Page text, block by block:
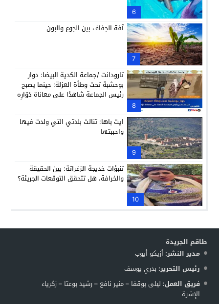
6
7
آفة الجفاف بين الجوع والبون
8
تارودانت /جماعة الكدية البيضا: دوار
بوحشبة تحت وطأة العزلة: حينما يصبح
رئيس الجماعة شاهدًا على معاناة دَوّارِه
9
ايت باها: تنالت بلدتي التي ولدت فيها
واحببتها
10
تنبؤات خديجة الزغراتة: بين الحقيقة
والخرافة، هل تتحقق التوقعات الجريئة؟
طاقم الجريدة
مدير النشر: أزيكو أيوب
رئيس التحرير: بدري يوسف
فريق العمل: ليلى بوقفا – منير نافع – رشيد بوعتا – زكرياء
الإشرة